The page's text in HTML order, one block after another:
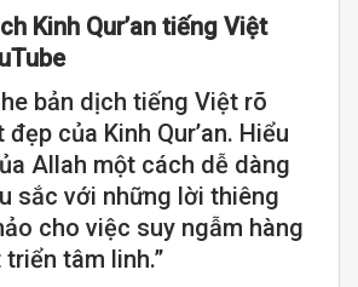
Kinh Qur’an tiếng Việt
bản dịch tiếng Việt rõ
của Kinh Qur’an. Hiểu
Allah một cách dễ dàng
sắc với những lời thiêng
cho việc suy ngẫm hàng
tâm linh.”